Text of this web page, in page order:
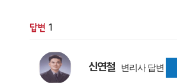
1
신연철 변리사 답변